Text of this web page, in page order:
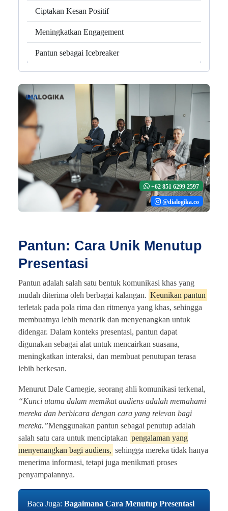
Ciptakan Kesan Positif
Meningkatkan Engagement
Pantun sebagai Icebreaker
+62 851 6299 2597
@dialogika.co
Pantun: Cara Unik Menutup
Presentasi
Pantun adalah salah satu bentuk komunikasi khas yang
mudah diterima oleh berbagai kalangan. Keunikan pantun
terletak pada pola rima dan ritmenya yang khas, sehingga
membuatnya lebih menarik dan menyenangkan untuk
didengar. Dalam konteks presentasi, pantun dapat
digunakan sebagai alat untuk mencairkan suasana,
meningkatkan interaksi, dan membuat penutupan terasa
lebih berkesan.
Menurut Dale Carnegie, seorang ahli komunikasi terkenal,
“Kunci utama dalam memikat audiens adalah memahami
mereka dan berbicara dengan cara yang relevan bagi
mereka.”Menggunakan pantun sebagai penutup adalah
salah satu cara untuk menciptakan pengalaman yang
menyenangkan bagi audiens, sehingga mereka tidak hanya
menerima informasi, tetapi juga menikmati proses
penyampaiannya.
Baca Juga: Bagaimana Cara Menutup Presentasi